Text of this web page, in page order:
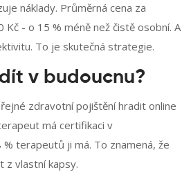
náklady. Průměrná cena za
- o 15 % méně než čistě osobní. A
To je skutečná strategie.
v budoucnu?
zdravotní pojištění hradit online
má certifikaci v
terapeutů ji má. To znamená, že
z vlastní kapsy.